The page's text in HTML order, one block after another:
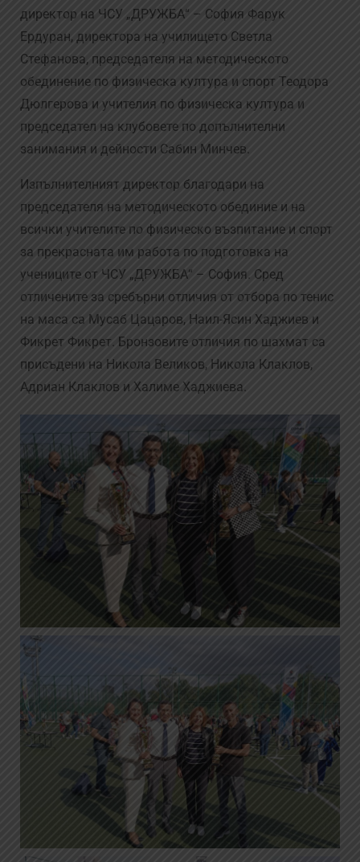
директор на ЧСУ „ДРУЖБА“ – София Фарук
Ердуран, директора на училището Светла
Стефанова, председателя на методическото
обединение по физическа култура и спорт Теодора
Дюлгерова и учителия по физическа култура и
председател на клубовете по допълнителни
занимания и дейности Сабин Минчев.
Изпълнителният директор благодари на
председателя на методическото обединие и на
всички учителите по физическо възпитание и спорт
за прекрасната им работа по подготовка на
учениците от ЧСУ „ДРУЖБА“ – София. Сред
отличените за сребърни отличия от отбора по тенис
на маса са Мусаб Цацаров, Наил-Ясин Хаджиев и
Фикрет Фикрет. Бронзовите отличия по шахмат са
присъдени на Никола Великов, Никола Клаклов,
Адриан Клаклов и Халиме Хаджиева.